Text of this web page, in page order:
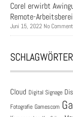
Corel erwirbt
Remote-
Juni 15, 2022 No Comment
SCHLAGWÖRTER
Cloud Digital Signage
Fotografie Gamescom